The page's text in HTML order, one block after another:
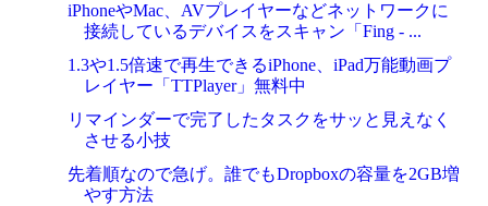
iPhoneやMac、AVプレイヤーなどネットワークに
接続しているデバイスをスキャン「Fing - ...
1.3や1.5倍速で再生できるiPhone、iPad万能動画プ
レイヤー「TTPlayer」無料中
リマインダーで完了したタスクをサッと見えなく
させる小技
先着順なので急げ。誰でもDropboxの容量を2GB増
やす方法